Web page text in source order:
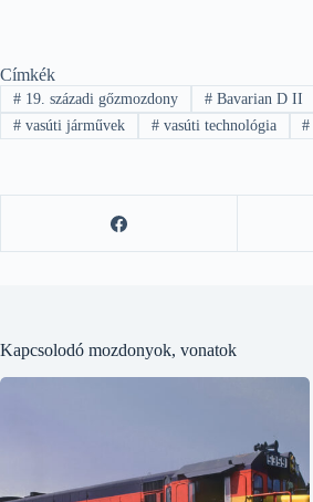
Címkék
#19. századi gőzmozdony #Bavarian D II
#vasúti járművek #vasúti technológia #
Kapcsolodó mozdonyok, vonatok